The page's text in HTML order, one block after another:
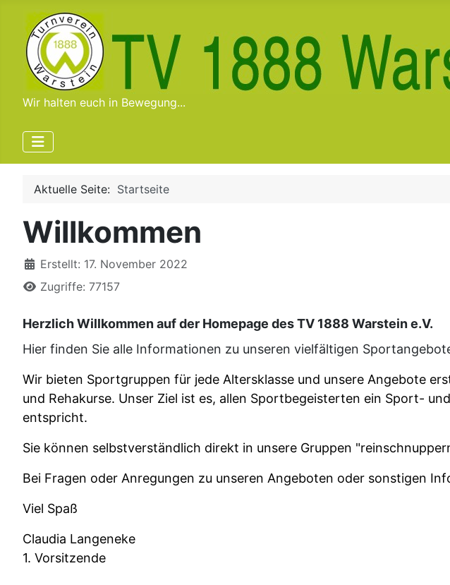
Wir halten euch in Bewegung...
Aktuelle Seite: Startseite
Willkommen
DetailsErstellt: 17. November 2022
Zugriffe: 77157
Herzlich Willkommen auf der Homepage des TV 1888 Warstein e.V.
Hier finden Sie alle Informationen zu unseren vielfältigen
Wir bieten Sportgruppen für jede Altersklasse und unsere Angebote
und Rehakurse. Unser Ziel ist es, allen Sportbegeisterten ein Sport-
entspricht.
Sie können selbstverständlich direkt in unsere Gruppen
Bei Fragen oder Anregungen zu unseren Angeboten oder sonstigen
Viel Spaß
Claudia Langeneke
1. Vorsitzende